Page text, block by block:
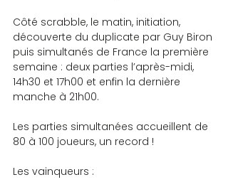
Côté scrabble, le matin, initiation,
découverte du duplicate par Guy Biron
puis simultanés de France la première
semaine : deux parties l’après-midi,
14h30 et 17h00 et enfin la dernière
manche à 21h00.
Les parties simultanées accueillent de
80 à 100 joueurs, un record !
Les vainqueurs :